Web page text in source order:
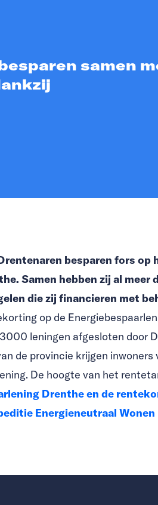
samen
besparen fors op
Samen hebben zij al
die zij financieren met
op de
leningen afgesloten door
de provincie krijgen
De hoogte van het
Drenthe en de
Energieneutraal Wonen